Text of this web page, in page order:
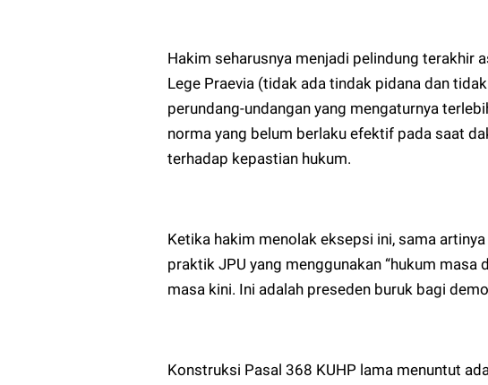
Hakim seharusnya menjadi pelindung terakhir
Lege Praevia (tidak ada tindak pidana dan
perundang-undangan yang mengaturnya
norma yang belum berlaku efektif pada saat
terhadap kepastian hukum.
Ketika hakim menolak eksepsi ini, sama
praktik JPU yang menggunakan “hukum masa
masa kini. Ini adalah preseden buruk bagi
Konstruksi Pasal 368 KUHP lama menuntut